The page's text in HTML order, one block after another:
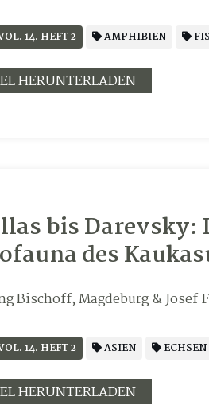
14. HEFT 2 AMPHIBIEN
HERUNTERLADEN
bis Darevsky:
des
Bischoff, Magdeburg &
14. HEFT 2 ASIEN ECHSEN
HERUNTERLADEN